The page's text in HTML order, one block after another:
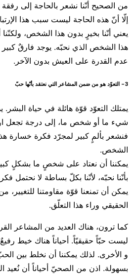
من الصحيح أنّنا نشعر بالحاجة إلى
إلّا أنّ هذه الحاجة ليست سبب هذا
يعني أنّنا بخيرٍ بدون هذا الشخص،
هذا الشخص الذي نحبّه. يوجد فارقٌ كبير
عدم القدرة على العيش بدون الآخر.
3- التعوّد هو من ضمن المشاعر التي نعتقد بأنّها حبّ
يمتلك التعوّد قوّة هائلة في حياة البشر.
شيء ما أو شخص ما، إلى درجة تجعل
فنشعر بألمٍ كبير لمجرّد فكرة خسارة
الشخص.
يمكننا أن نعتاد على شخصٍ ما بشكلٍ
بأنّنا نحبّه، لأنّنا بكلّ بساطة لا نحتمل
يمكن أن تمنعنا قوّة مقاومتنا للتغيير،
الحقيقي وراء هذا التعلّق.
كما ترون، هناك العديد من المشاعر
ليست حبّاً حقيقيّاً. أحياناً هناك خيط
و الأخرى. لذلك يمكننا أن نخلط بين
بسهولة. اذن من الصحيّ أحياناً أن نُعيد